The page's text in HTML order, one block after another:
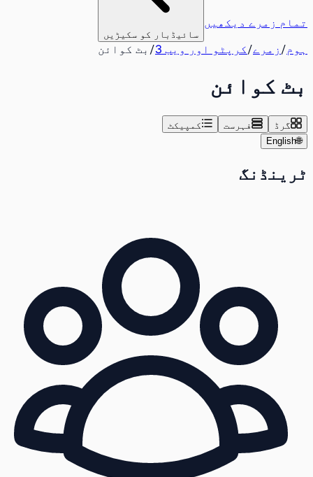
تمام زمرے دیکھیں
سائیڈبار کو سکیڑیں
ہوم /زمرے/کرپٹو اور ویب 3 /بٹ کوائن
بٹ کوائن
گرڈ فہرست کمپیکٹ
🌐
English
ٹرینڈنگ